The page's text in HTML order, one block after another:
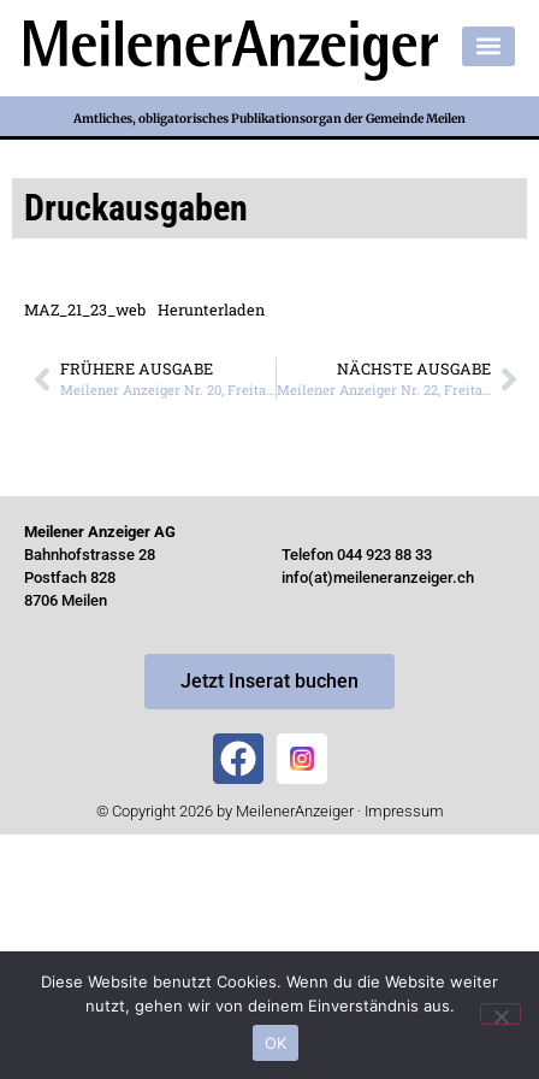
Amtliches, obligatorisches Publikationsorgan der Gemeinde Meilen
Druckausgaben
MAZ_21_23_web Herunterladen
FRÜHERE AUSGABE
Meilener Anzeiger Nr. 20, Freitag, 19. Mai 2023
NÄCHSTE AUSGABE
Meilener Anzeiger Nr. 22, Freitag, 2. Juni 2023
Meilener Anzeiger AG
Bahnhofstrasse 28
Postfach 828
8706 Meilen
Telefon 044 923 88 33
info(at)meileneranzeiger.ch
Jetzt Inserat buchen
© Copyright 2026 by MeilenerAnzeiger · Impressum
Diese Website benutzt Cookies. Wenn du die Website weiter
nutzt, gehen wir von deinem Einverständnis aus.
OK